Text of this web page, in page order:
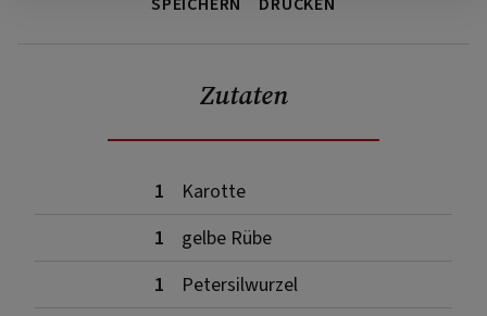
Zutaten
1
Karotte
1
gelbe Rübe
1
Petersilwurzel